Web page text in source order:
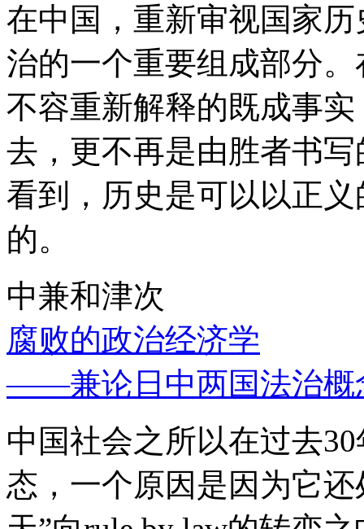
在中国，重新审视国家
治的一个重要组成部分
不容重新解释的既成事
去，更不再是由胜者书
看到，历史是可以以正
的。
中兼和津次
腐败的政治经济学
——兼论日中两国法治概
中国社会之所以在过去
态，一个原因是因为它